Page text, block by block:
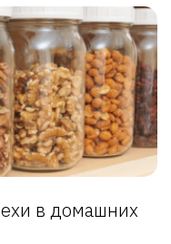
в домашних